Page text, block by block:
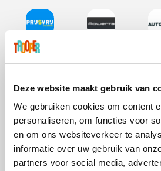
Deze website maakt gebruik van
We gebruiken cookies om content
personaliseren, om functies voor
en om ons websiteverkeer te
informatie over uw gebruik van
partners voor social media,
Prijsvrij
Vidaxl Lampenlicht.be